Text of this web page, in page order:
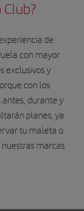
Club?
de
con mayor
exclusivos y
con los
durante y
planes, ya
tu maleta o
marcas